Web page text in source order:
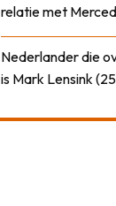
relatie met
Nederlander die
is Mark Lensink